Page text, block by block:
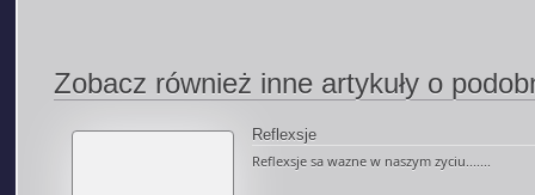
Zobacz również inne artykuły o
Reflexsje
Reflexsje sa wazne w naszym zyciu.......